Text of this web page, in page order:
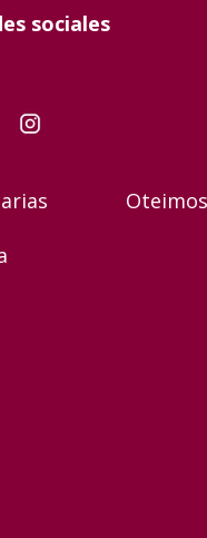
sociales